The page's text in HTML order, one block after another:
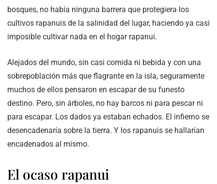
bosques, no había ninguna barrera que protegiera los
cultivos rapanuis de la salinidad del lugar, haciendo ya casi
imposible cultivar nada en el hogar rapanui.
Alejados del mundo, sin casi comida ni bebida y con una
sobrepoblación más que flagrante en la isla, seguramente
muchos de ellos pensaron en escapar de su funesto
destino. Pero, sin árboles, no hay barcos ni para pescar ni
para escapar. Los dados ya estaban echados. El infierno se
desencadenaría sobre la tierra. Y los rapanuis se hallarían
encadenados al mismo.
El ocaso rapanui